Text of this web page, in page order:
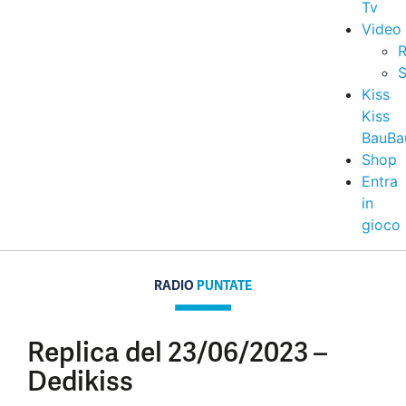
Tv
Video
Kiss
Kiss
Shop
Entra
in
gioco
RADIO PUNTATE
Replica del 23/06/2023 –
Dedikiss